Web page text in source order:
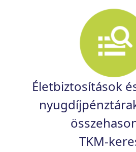
Életbiztosítások
TKM-